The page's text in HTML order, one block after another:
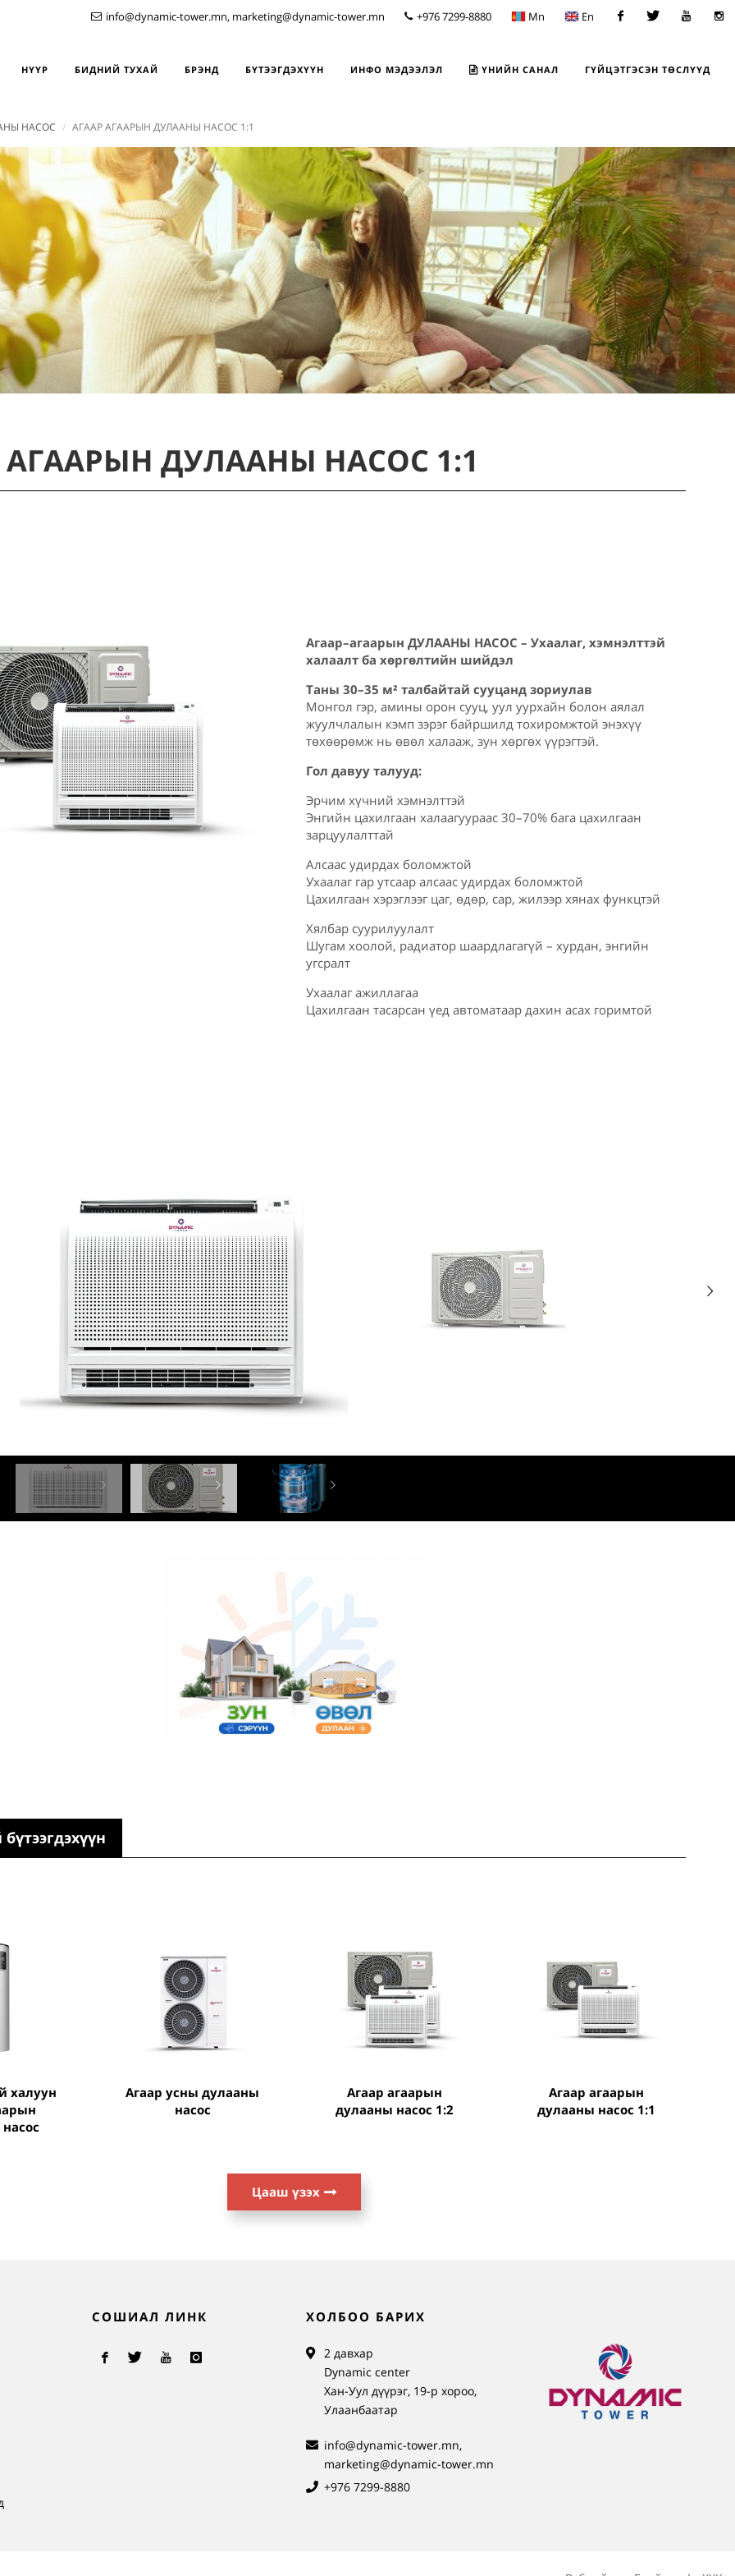
info@dynamic-tower.mn, marketing@dynamic-tower.mn +976 7299-8880 Mn En
НҮҮР БИДНИЙ ТУХАЙ БРЭНД БҮТЭЭГДЭХҮҮН ИНФО МЭДЭЭЛЭЛ ҮНИЙН САНАЛ ГҮЙЦЭТГЭСЭН ТӨСЛҮҮД
НАСОС АГААР АГААРЫН ДУЛААНЫ НАСОС 1:1
АГААРЫН ДУЛААНЫ НАСОС 1:1
Агаар–агаарын ДУЛААНЫ НАСОС – Ухаалаг, хэмнэлттэй
халаалт ба хөргөлтийн шийдэл
Таны 30–35 м² талбайтай сууцанд зориулав
Монгол гэр, амины орон сууц, уул уурхайн болон аялал
жуулчлалын кэмп зэрэг байршилд тохиромжтой энэхүү
төхөөрөмж нь өвөл халааж, зун хөргөх үүрэгтэй.
Гол давуу талууд:
Эрчим хүчний хэмнэлттэй
Энгийн цахилгаан халаагуураас 30–70% бага цахилгаан
зарцуулалттай
Алсаас удирдах боломжтой
Ухаалаг гар утсаар алсаас удирдах боломжтой
Цахилгаан хэрэглээг цаг, өдөр, сар, жилээр хянах функцтэй
Хялбар суурилуулалт
Шугам хоолой, радиатор шаардлагагүй – хурдан, энгийн
угсралт
Ухаалаг ажиллагаа
Цахилгаан тасарсан үед автоматаар дахин асах горимтой
агаар усны дулааны
насос
агаар агаарын
дулааны насос 1:2
агаар агаарын
дулааны насос 1:1
Цааш үзэх
СОШИАЛ ЛИНК ХОЛБОО БАРИХ
2 давхар
Dynamic center
Хан-Уул дүүрэг, 19-р хороо,
Улаанбаатар
info@dynamic-tower.mn,
marketing@dynamic-tower.mn
+976 7299-8880